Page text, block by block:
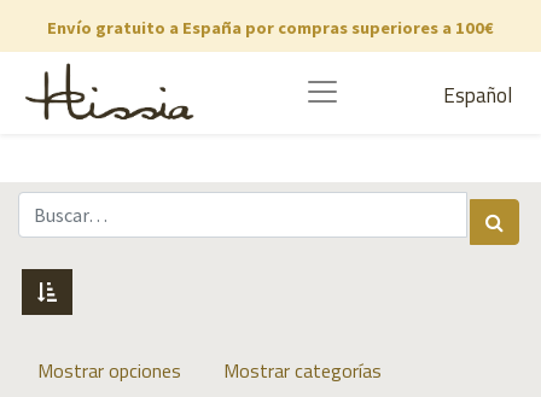
Envío gratuito a España por compras superiores a 100€
Español
Mostrar opciones Mostrar categorías